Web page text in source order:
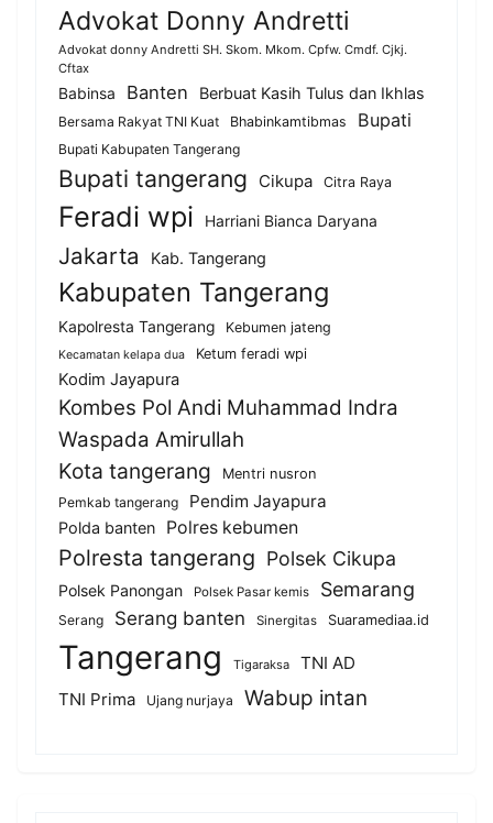
Advokat Donny Andretti
Advokat donny Andretti SH. Skom. Mkom. Cpfw. Cmdf. Cjkj.
Cftax
Babinsa Banten Berbuat Kasih Tulus dan Ikhlas
Bersama Rakyat TNI Kuat Bhabinkamtibmas Bupati
Bupati Kabupaten Tangerang
Bupati tangerang Cikupa Citra Raya
Feradi wpi Harriani Bianca Daryana
Jakarta Kab. Tangerang
Kabupaten Tangerang
Kapolresta Tangerang Kebumen jateng
Kecamatan kelapa dua Ketum feradi wpi
Kodim Jayapura
Kombes Pol Andi Muhammad Indra
Waspada Amirullah
Kota tangerang
Mentri nusron
Pemkab tangerang
Pendim Jayapura
Polda banten Polres kebumen
Polresta tangerang Polsek Cikupa
Polsek Panongan Polsek Pasar kemis Semarang
Serang Serang banten Sinergitas Suaramediaa.id
Tangerang Tigaraksa
TNI AD
TNI Prima
Ujang nurjaya Wabup intan